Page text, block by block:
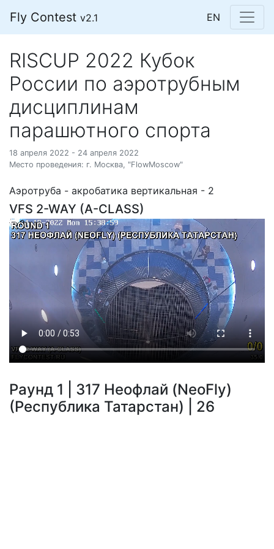
Fly Contest v2.1 EN
RISCUP 2022 Кубок
России по аэротрубным
дисциплинам
парашютного спорта
18 апреля 2022 - 24 апреля 2022
Место проведения: г. Москва, "FlowMoscow"
Аэротруба - акробатика вертикальная - 2
VFS 2-WAY (A-CLASS)
Раунд 1 | 317 Неофлай (NeoFly)
(Республика Татарстан) | 26